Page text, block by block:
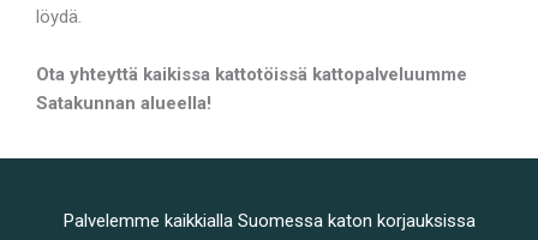
löydä.
Ota yhteyttä kaikissa kattotöissä kattopalveluumme
Satakunnan alueella!
Palvelemme kaikkialla Suomessa katon korjauksissa